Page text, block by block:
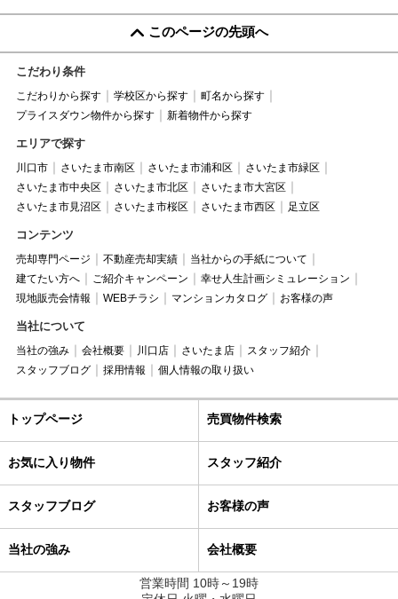
このページの先頭へ
こだわり条件
こだわりから探す 学校区から探す
町名から探す
プライスダウン物件から探す
新着物件から探す
エリアで探す
川口市 さいたま市南区 さいたま市浦和区
さいたま市緑区
さいたま市中央区
さいたま市北区
さいたま市大宮区
さいたま市見沼区
さいたま市桜区 さいたま市西区 足立区
コンテンツ
売却専門ページ 不動産売却実績
当社からの手紙について
建てたい方へ
ご紹介キャンペーン
幸せ人生計画シミュレーション
現地販売会情報
WEBチラシ マンションカタログ お客様の声
当社について
当社の強み 会社概要 川口店 さいたま店
スタッフ紹介
スタッフブログ
採用情報 個人情報の取り扱い
トップページ 売買物件検索
お気に入り物件 スタッフ紹介
スタッフブログ お客様の声
当社の強み 会社概要
営業時間 10時～19時